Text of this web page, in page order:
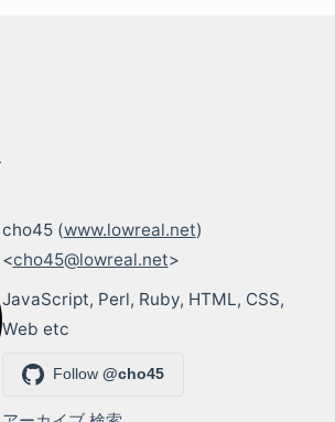
cho45 (www.lowreal.net)
<cho45@lowreal.net>
JavaScript, Perl, Ruby, HTML, CSS,
Web etc
Follow@cho45